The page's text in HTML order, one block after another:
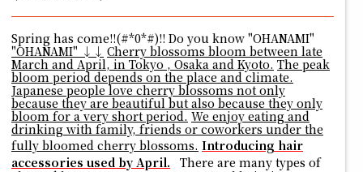
Spring has come!!(#*0*#)!! Do you know "OHANAMI"
"OHANAMI" ↓↓ Cherry blossoms bloom between late
March and April, in Tokyo , Osaka and Kyoto. The peak
bloom period depends on the place and climate.
Japanese people love cherry blossoms not only
because they are beautiful but also because they only
bloom for a very short period. We enjoy eating and
drinking with family, friends or coworkers under the
fully bloomed cherry blossoms. Introducing hair
accessories used by April. There are many types of